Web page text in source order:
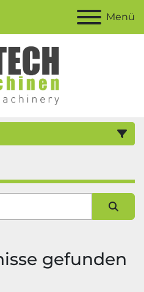
Menü
gefunden